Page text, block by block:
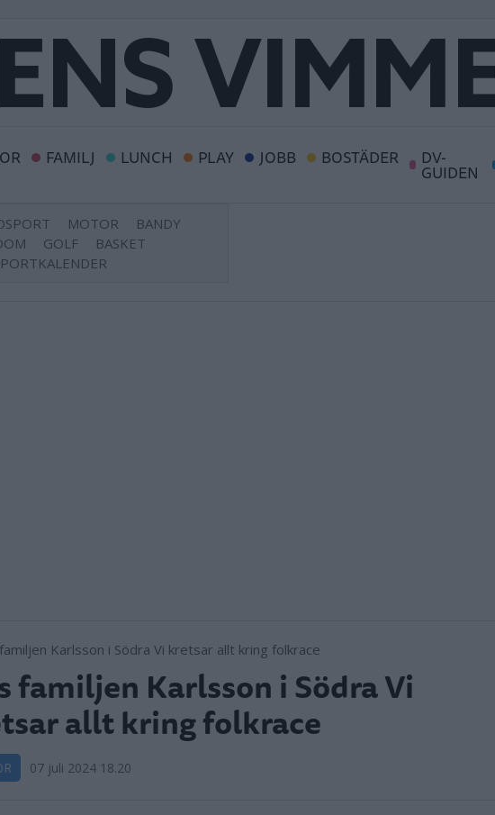
FAMILJ LUNCH PLAY JOBB BOSTÄDER DV-
GUIDEN
MOTOR
BANDY
GOLF
BASKET
familjen Karlsson i Södra Vi
allt kring folkrace
07 juli 2024 18.20